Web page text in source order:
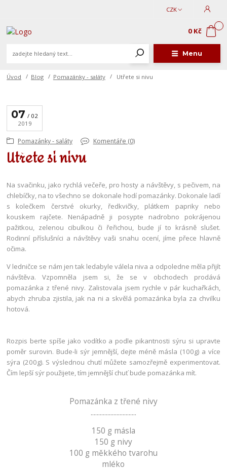
Menu
CZK
0 Kč
Úvod Blog Pomazánky - saláty Utřete si nivu
07
02
2019
Pomazánky - saláty Komentáře (0)
Utřete si nivu
Na svačinku, jako rychlá večeře, pro hosty a návštěvy, s pečivem, na
chlebíčky, na to všechno se dokonale hodí pomazánky. Dokonale ladí
s kolečkem čerstvé okurky, ředkvičky, plátkem papriky nebo
kouskem rajčete. Nenápadně ji posypte nadrobno pokrájenou
pažitkou, zelenou cibulkou či řeřichou, bude jí to krásně slušet.
Rodinní příslušníci a návštěvy vaši snahu ocení, jíme přece hlavně
očima.
V ledničce se nám jen tak ledabyle válela niva a odpoledne měla přijít
návštěva. Vzpomněla jsem si, že se v obchodech prodává
pomazánka z třené nivy. Zalistovala jsem rychle v pár kuchařkách,
abych zhruba zjistila, jak na ni a skvělá pomazánka byla za chvilku
hotová.
Rozpis berte spíše jako vodítko a podle pikantnosti sýru si upravte
poměr surovin. Bude-li sýr jemnější, dejte méně másla (100g) a více
sýra (200g). S výslednou chutí můžete samozřejmě experimentovat.
Čím lepší sýr použijete, tím jemnější chuť bude pomazánka mít.
Pomazánka z třené nivy
..............................
150 g másla
150 g nivy
100 g měkkého tvarohu
mléko